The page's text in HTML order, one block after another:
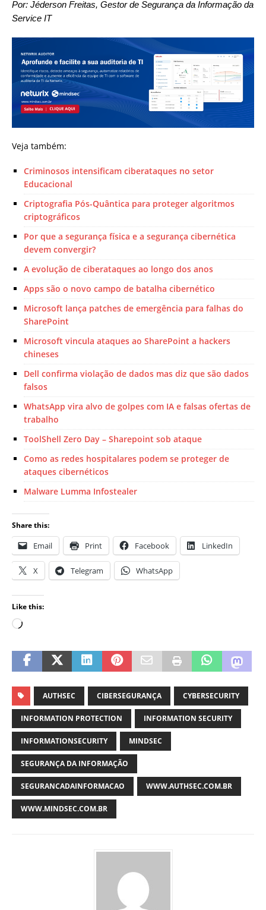
Por: Jéderson Freitas, Gestor de Segurança da Informação da
Service IT
Veja também:
Criminosos intensificam ciberataques no setor
Educacional
Criptografia Pós-Quântica para proteger algoritmos
criptográficos
Por que a segurança física e a segurança cibernética
devem convergir?
A evolução de ciberataques ao longo dos anos
Apps são o novo campo de batalha cibernético
Microsoft lança patches de emergência para falhas do
SharePoint
Microsoft vincula ataques ao SharePoint a hackers
chineses
Dell confirma violação de dados mas diz que são dados
falsos
WhatsApp vira alvo de golpes com IA e falsas ofertas de
trabalho
ToolShell Zero Day – Sharepoint sob ataque
Como as redes hospitalares podem se proteger de
ataques cibernéticos
Malware Lumma Infostealer
Share this:
Email Print Facebook LinkedIn
X Telegram WhatsApp
Like this:
AUTHSEC CIBERSEGURANÇA CYBERSECURITY
INFORMATION PROTECTION INFORMATION SECURITY
INFORMATIONSECURITY MINDSEC
SEGURANÇA DA INFORMAÇÃO
SEGURANCADAINFORMACAO WWW.AUTHSEC.COM.BR
WWW.MINDSEC.COM.BR